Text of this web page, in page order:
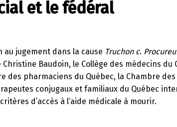
et le fédéral
jugement dans la cause Truchon c.
Baudoin, le Collège des médecins du
des pharmaciens du Québec, la Chambre
conjugaux et familiaux du Québec
d’accès à l’aide médicale à mourir.